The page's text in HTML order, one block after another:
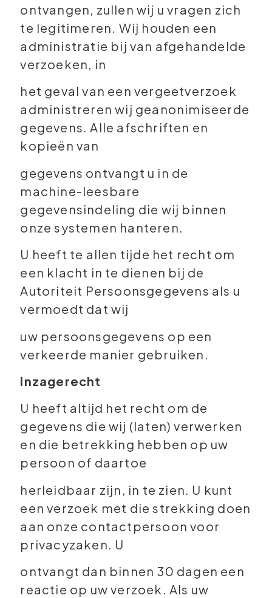
ontvangen, zullen wij u vragen zich
te legitimeren. Wij houden een
administratie bij van afgehandelde
verzoeken, in
het geval van een vergeetverzoek
administreren wij geanonimiseerde
gegevens. Alle afschriften en
kopieën van
gegevens ontvangt u in de
machine-leesbare
gegevensindeling die wij binnen
onze systemen hanteren.
U heeft te allen tijde het recht om
een klacht in te dienen bij de
Autoriteit Persoonsgegevens als u
vermoedt dat wij
uw persoonsgegevens op een
verkeerde manier gebruiken.
Inzagerecht
U heeft altijd het recht om de
gegevens die wij (laten) verwerken
en die betrekking hebben op uw
persoon of daartoe
herleidbaar zijn, in te zien. U kunt
een verzoek met die strekking doen
aan onze contactpersoon voor
privacyzaken. U
ontvangt dan binnen 30 dagen een
reactie op uw verzoek. Als uw